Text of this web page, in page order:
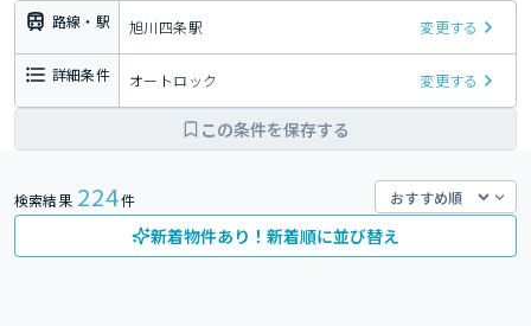
路線・駅 旭川四条駅 変更する
詳細条件 オートロック 変更する
この条件を保存する
検索結果 224件
新着物件あり！新着順に並び替え